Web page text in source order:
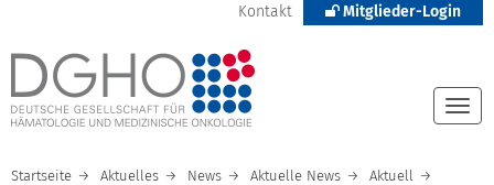
Kontakt Mitglieder-Login
Startseite Aktuelles News Aktuelle News
Aktuell